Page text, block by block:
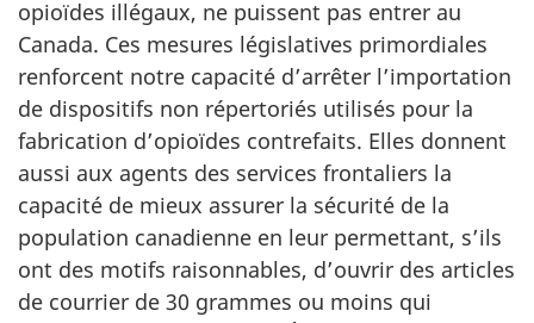
opioïdes illégaux, ne puissent pas entrer au
Canada. Ces mesures législatives primordiales
renforcent notre capacité d’arrêter l’importation
de dispositifs non répertoriés utilisés pour la
fabrication d’opioïdes contrefaits. Elles donnent
aussi aux agents des services frontaliers la
capacité de mieux assurer la sécurité de la
population canadienne en leur permettant, s’ils
ont des motifs raisonnables, d’ouvrir des articles
de courrier de 30 grammes ou moins qui